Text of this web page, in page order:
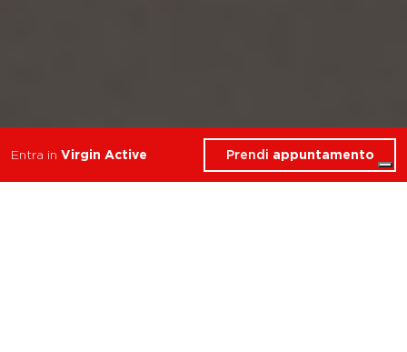
Entra in Virgin Active Prendi appuntamento